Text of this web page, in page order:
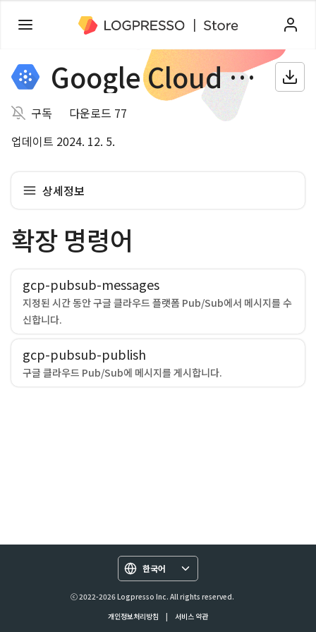
Google Cloud Pub/Sub
구독
다운로드 77
업데이트 2024. 12. 5.
상세정보
확장 명령어
gcp-pubsub-messages
지정된 시간 동안 구글 클라우드 플랫폼 Pub/Sub에서 메시지를 수
신합니다.
gcp-pubsub-publish
구글 클라우드 Pub/Sub에 메시지를 게시합니다.
한국어
ⓒ 2022-2026 Logpresso Inc. All rights reserved.
개인정보처리방침
| 서비스 약관